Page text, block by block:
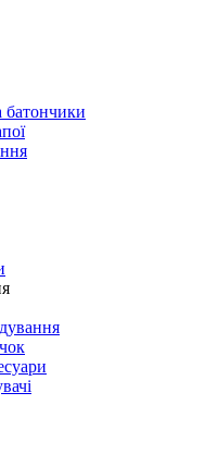
батончики